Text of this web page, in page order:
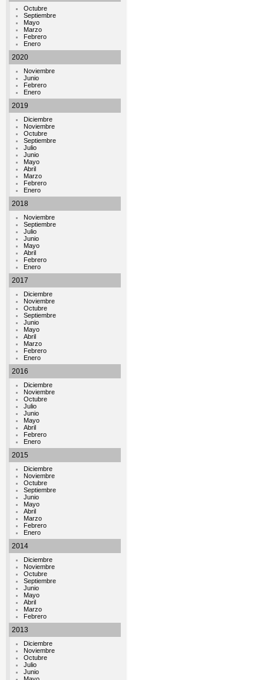
Octubre
Septiembre
Mayo
Marzo
Febrero
Enero
2020
Noviembre
Junio
Febrero
Enero
2019
Diciembre
Noviembre
Octubre
Septiembre
Julio
Junio
Mayo
Abril
Marzo
Febrero
Enero
2018
Noviembre
Septiembre
Julio
Junio
Mayo
Abril
Febrero
Enero
2017
Diciembre
Noviembre
Octubre
Septiembre
Junio
Mayo
Abril
Marzo
Febrero
Enero
2016
Diciembre
Noviembre
Octubre
Julio
Junio
Mayo
Abril
Febrero
Enero
2015
Diciembre
Noviembre
Octubre
Septiembre
Junio
Mayo
Abril
Marzo
Febrero
Enero
2014
Diciembre
Noviembre
Octubre
Septiembre
Junio
Mayo
Abril
Marzo
Febrero
2013
Diciembre
Noviembre
Octubre
Julio
Junio